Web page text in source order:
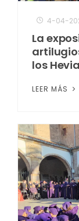
4-04-
La
los
LEER MÁS